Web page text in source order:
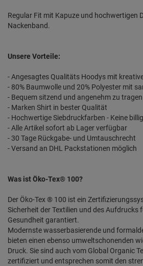
Regular Fit mit Kapuze und hochwertigen
Nackenband.
Unsere Vorteile:
- Angesagtes Qualitäts Hoodys mit
- 80% Baumwolle und 20% Polyester mit
- Bequem sitzend und angenehm zu tragen
- Marken Shirt in bester Qualität
- Hochwertige Siebdruckfarben - Keine
- Alle Artikel sofort ab Lager verfügbar
- 30 Tage Rückgabe- und Umtauschrecht
- Versand an DHL Packstationen möglich
Was ist Öko-Tex® 100?
Der Öko-Tex ® 100 ist ein
Sicherheit der Textilien und des Aufdrucks
Gesundheit garantiert.
Modernste wasserbasierende und
bieten einen ebenso umweltschonenden
Druck. Sie sind auch vom Global Organic
zertifiziert und entsprechen somit den